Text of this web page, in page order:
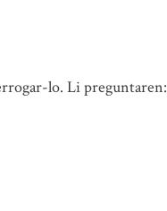
lo. Li preguntaren: